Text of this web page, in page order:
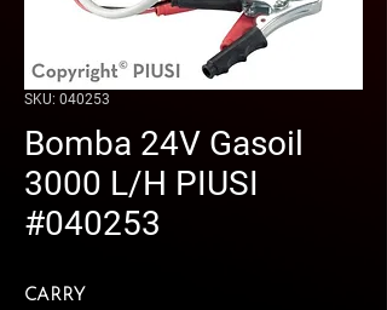
SKU: 040253
Bomba 24V Gasoil
3000 L/H PIUSI
#040253
CARRY